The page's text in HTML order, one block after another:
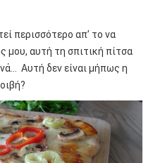
περισσότερο απ’ το να
μου, αυτή τη σπιτική πίτσα
Αυτή δεν είναι μήπως η